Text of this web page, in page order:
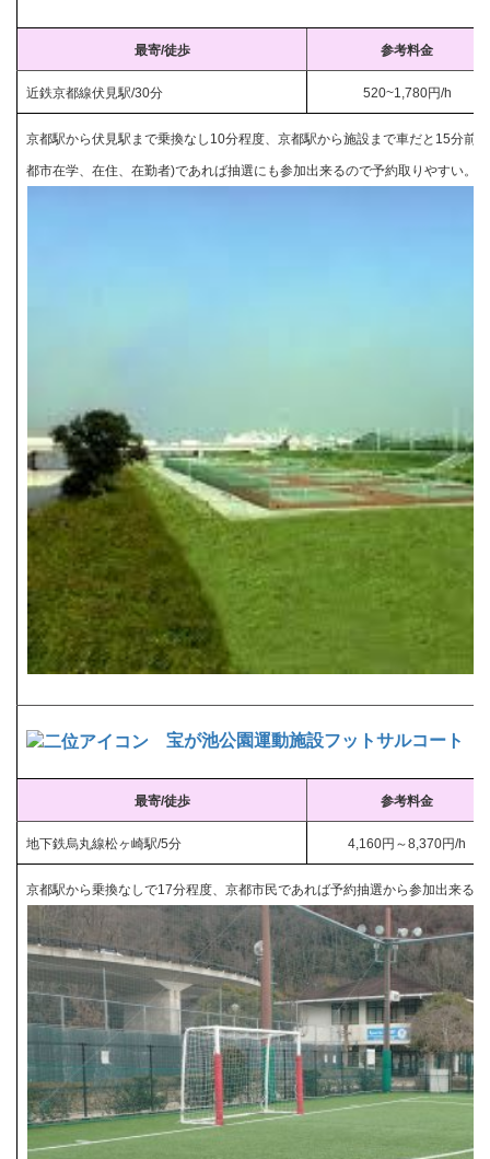
最寄/徒歩 参考料金
近鉄京都線伏見駅/30分 520~1,780円/h
京都駅から伏見駅まで乗換なし10分程度、京都駅から施設まで車だと15分前
都市在学、在住、在勤者)であれば抽選にも参加出来るので予約取りやすい。
宝が池公園運動施設フットサルコート
最寄/徒歩 参考料金
地下鉄烏丸線松ヶ崎駅/5分 4,160円～8,370円/h
京都駅から乗換なしで17分程度、京都市民であれば予約抽選から参加出来る